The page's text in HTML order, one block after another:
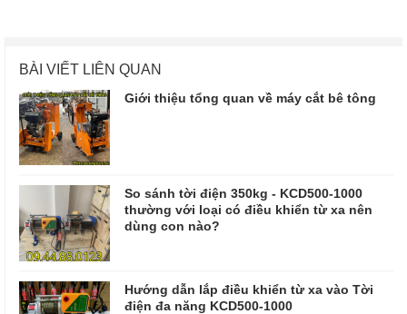
BÀI VIẾT LIÊN QUAN
Giới thiệu tổng quan về máy cắt bê tông
So sánh tời điện 350kg - KCD500-1000
thường với loại có điều khiển từ xa nên
dùng con nào?
Hướng dẫn lắp điều khiển từ xa vào Tời
điện đa năng KCD500-1000